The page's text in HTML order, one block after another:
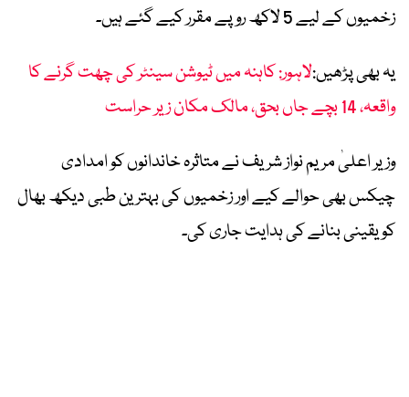
زخمیوں کے لیے 5 لاکھ روپے مقرر کیے گئے ہیں۔
یہ بھی پڑھیں:لاہور: کاہنہ میں ٹیوشن سینٹر کی چھت گرنے کا
واقعہ، 14 بچے جاں بحق، مالک مکان زیر حراست
وزیر اعلیٰ مریم نواز شریف نے متاثرہ خاندانوں کو امدادی
چیکس بھی حوالے کیے اور زخمیوں کی بہترین طبی دیکھ بھال
کو یقینی بنانے کی ہدایت جاری کی۔